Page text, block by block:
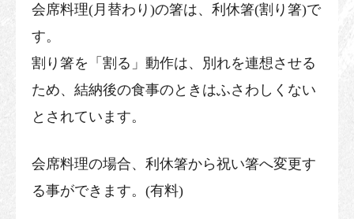
会席料理(月替わり)の箸は、利休箸(割り箸)で
す。
割り箸を「割る」動作は、別れを連想させる
ため、結納後の食事のときはふさわしくない
とされています。
会席料理の場合、利休箸から祝い箸へ変更す
る事ができます。(有料)